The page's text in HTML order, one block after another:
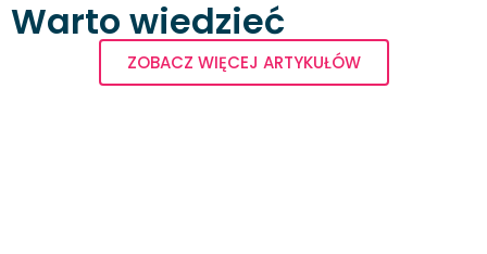
Warto wiedzieć
ZOBACZ WIĘCEJ ARTYKUŁÓW